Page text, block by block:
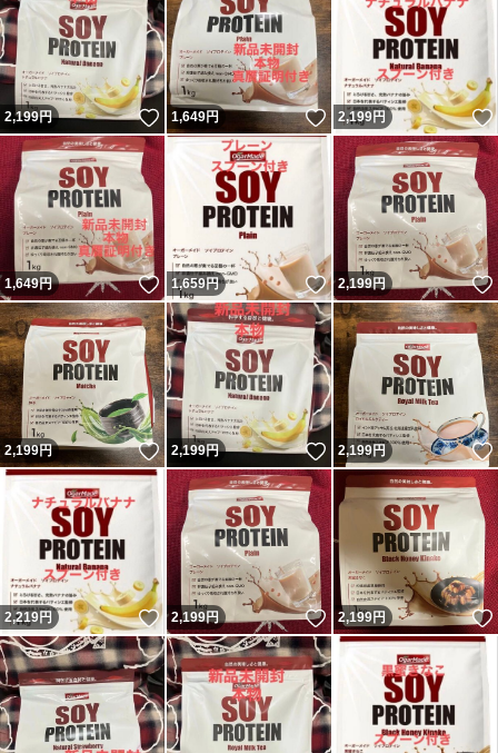
2,199円 いいね！
1,649円 いいね！
2,199円
1,649円 いいね！
1,659円 いいね！
2,199円
2,199円 いいね！
2,199円 いいね！
2,199円
2,219円 いいね！
2,199円 いいね！
2,199円